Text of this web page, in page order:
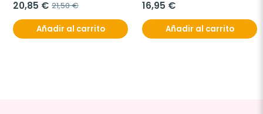
20,85 € 21,50 €
Añadir al carrito
16,95 €
Añadir al carrito